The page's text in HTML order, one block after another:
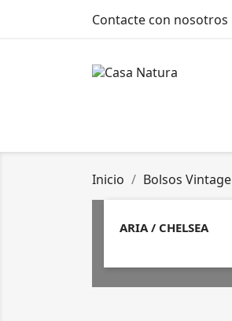
Contacte con nosotros
Inicio Bolsos Vintage
ARIA / CHELSEA